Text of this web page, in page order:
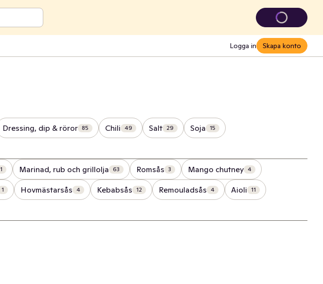
Logga in Skapa konto
Dressing, dip & röror 85 Chili 49 Salt 29 Soja 15
1 Marinad, rub och grillolja 63 Romsås 3 Mango chutney 4
1 Hovmästarsås 4 Kebabsås 12 Remouladsås 4 Aioli 11